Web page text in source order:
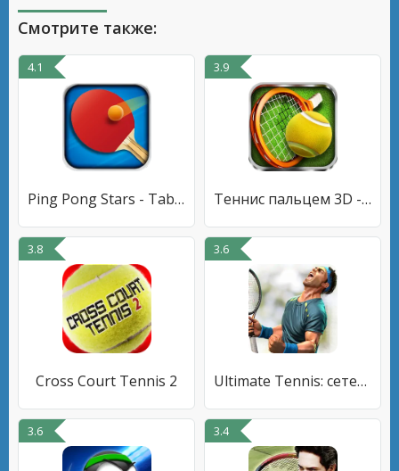
Смотрите также:
4.1
Ping Pong Stars - Table Tennis
3.9
Теннис пальцем 3D - Tennis
3.8
Cross Court Tennis 2
3.6
Ultimate Tennis: сетевой 3D-те
3.6 3.4